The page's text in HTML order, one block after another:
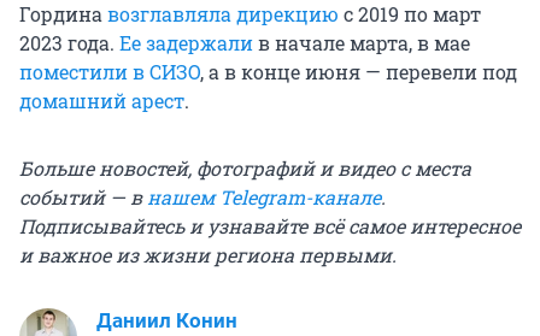
Гординавозглавляла дирекцию с 2019 по март
2023 года. Ее задержалив начале марта, в мае
поместили в СИЗО, а в конце июня — перевели под
домашний арест.
Больше новостей, фотографий и видео с места
событий — внашем Telegram-канале.
Подписывайтесь и узнавайте всё самое интересное
и важное из жизни региона первыми.
Даниил Конин